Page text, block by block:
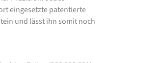
eingesetzte patentierte
und lässt ihn somit noch